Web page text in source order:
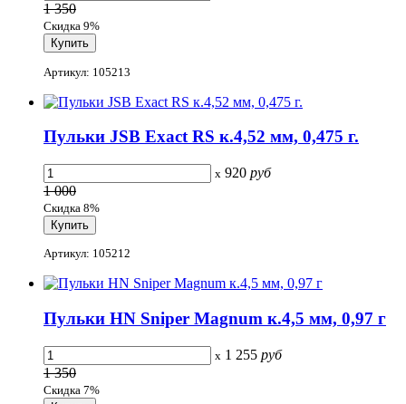
1 350
Скидка 9%
Артикул: 105213
Пульки JSB Exact RS к.4,52 мм, 0,475 г.
x 920 руб
1 000
Скидка 8%
Артикул: 105212
Пульки HN Sniper Magnum к.4,5 мм, 0,97 г
x 1 255 руб
1 350
Скидка 7%